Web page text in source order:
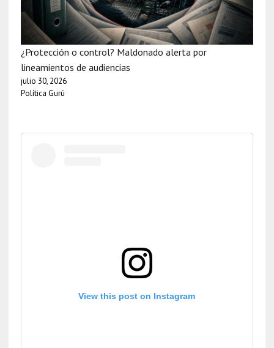
¿Protección o control? Maldonado alerta por
lineamientos de audiencias
julio 30, 2026
Política Gurú
View this post on Instagram